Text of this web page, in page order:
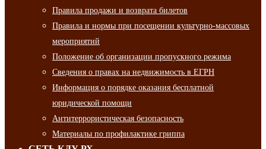
Правила продажи и возврата билетов
Правила и нормы при посещении культурно-массовых
мероприятий
Положение об организации пропускного режима
Сведения о правах на недвижимость в ЕГРН
Информация о порядке оказания бесплатной
юридической помощи
Антитеррористическая безопасность
Материалы по профилактике гриппа